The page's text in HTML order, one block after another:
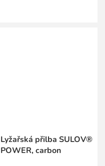
Lyžařská přilba SULOV®
POWER, carbon